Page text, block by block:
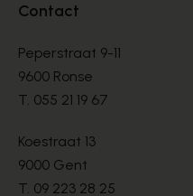
Contact
Peperstraat 9-11
9600 Ronse
T. 055 21 19 67
Koestraat 13
9000 Gent
T. 09 223 28 25